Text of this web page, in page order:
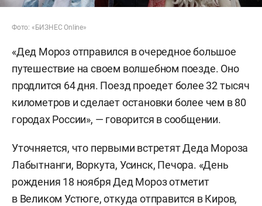
Фото: «БИЗНЕС Online»
«Дед Мороз отправился в очередное большое
путешествие на своем волшебном поезде. Оно
продлится 64 дня. Поезд проедет более 32 тысяч
километров и сделает остановки более чем в 80
городах России», — говорится в сообщении.
Уточняется, что первыми встретят Деда Мороза
Лабытнанги, Воркута, Усинск, Печора. «День
рождения 18 ноября Дед Мороз отметит
в Великом Устюге, откуда отправится в Киров,